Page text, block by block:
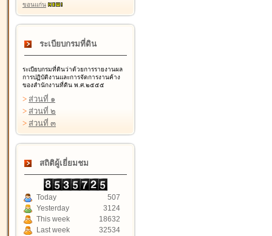
ขอนแก่น
ระเบียบกรมที่ดิน
ระเบียบกรมที่ดินว่าด้วยการรายงานผล
การปฏิบัติงานและการจัดการงานค้าง
ของสำนักงานที่ดิน พ.ศ.๒๕๕๕
> ส่วนที่ ๑
> ส่วนที่ ๒
> ส่วนที่ ๓
สถิติผู้เยี่ยมชม
Today
507
Yesterday
3124
This week
18632
Last week
32534